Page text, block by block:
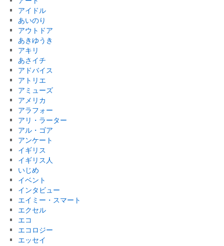
アイドル
あいのり
アウトドア
あきゆうき
アキリ
あさイチ
アドバイス
アトリエ
アミューズ
アメリカ
アラフォー
アリ・ラーター
アル・ゴア
アンケート
イギリス
イギリス人
いじめ
イベント
インタビュー
エイミー・スマート
エクセル
エコ
エコロジー
エッセイ